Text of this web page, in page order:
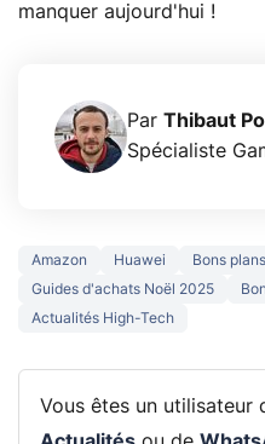
manquer aujourd'hui !
Par Thibaut
Spécialiste
Amazon Huawei
Bons
Guides d'achats Noël 2025
Actualités High-Tech
Vous êtes un utilisateur